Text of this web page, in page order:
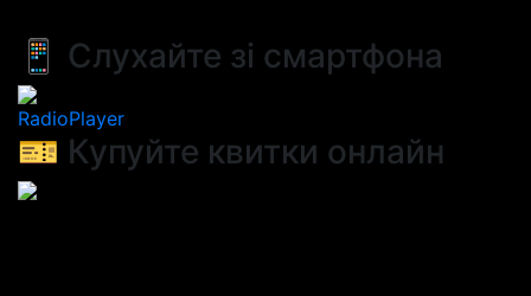
📱 Слухайте зі смартфона
RadioPlayer
🎫 Купуйте квитки онлайн